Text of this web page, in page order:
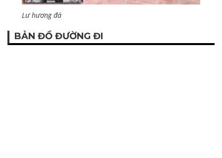
Lư hương đá
BẢN ĐỒ ĐƯỜNG ĐI